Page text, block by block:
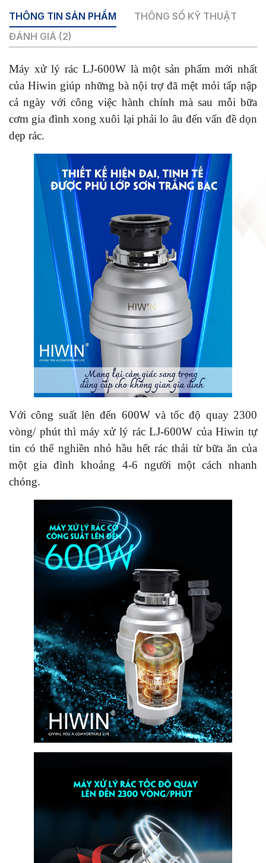
THÔNG TIN SẢN PHẨM
THÔNG SỐ KỸ THUẬT
ĐÁNH GIÁ (2)
Máy xử lý rác LJ-600W là một sản phẩm mới nhất
của Hiwin giúp những bà nội trợ đã mệt mỏi tấp nập
cả ngày với công việc hành chính mà sau mỗi bữa
cơm gia đình xong xuôi lại phải lo âu đến vấn đề dọn
dẹp rác.
Với công suất lên đến 600W và tốc độ quay 2300
vòng/ phút thì máy xử lý rácLJ-600W của Hiwin tự
tin có thể nghiền nhỏ hầu hết rác thải từ bữa ăn của
một gia đình khoảng 4-6 người một cách nhanh
chóng.